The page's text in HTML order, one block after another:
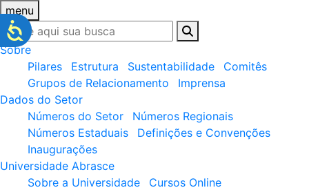
menu
Sobre
Pilares
Estrutura Sustentabilidade
Comitês
Grupos de Relacionamento
Imprensa
Dados do Setor
Números do Setor
Números Regionais
Números Estaduais
Definições e Convenções
Inaugurações
Universidade Abrasce
Sobre a Universidade
Cursos Online